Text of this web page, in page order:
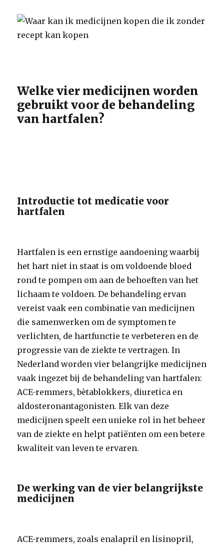
Welke vier medicijnen worden
gebruikt voor de behandeling
van hartfalen?
Introductie tot medicatie voor
hartfalen
Hartfalen is een ernstige aandoening waarbij
het hart niet in staat is om voldoende bloed
rond te pompen om aan de behoeften van het
lichaam te voldoen. De behandeling ervan
vereist vaak een combinatie van medicijnen
die samenwerken om de symptomen te
verlichten, de hartfunctie te verbeteren en de
progressie van de ziekte te vertragen. In
Nederland worden vier belangrijke medicijnen
vaak ingezet bij de behandeling van hartfalen:
ACE-remmers, bètablokkers, diuretica en
aldosteronantagonisten. Elk van deze
medicijnen speelt een unieke rol in het beheer
van de ziekte en helpt patiënten om een betere
kwaliteit van leven te ervaren.
De werking van de vier belangrijkste
medicijnen
ACE-remmers, zoals enalapril en lisinopril,